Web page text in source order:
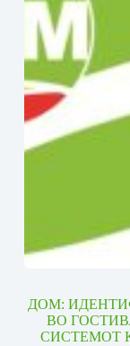
ДОМ:
ВО
СИСТЕМОТ